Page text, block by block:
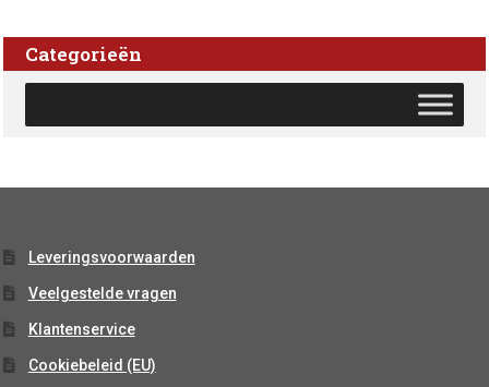
Categorieën
Leveringsvoorwaarden
Veelgestelde vragen
Klantenservice
Cookiebeleid (EU)